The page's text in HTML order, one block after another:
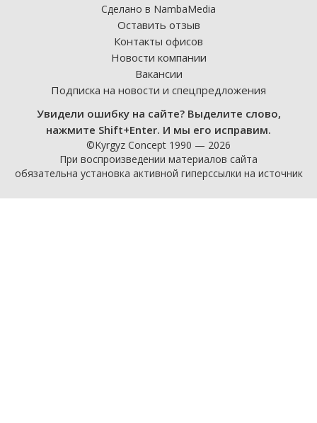
Сделано в NambaMedia
Оставить отзыв
Контакты офисов
Новости компании
Вакансии
Подписка на новости и спецпредложения
Увидели ошибку на сайте? Выделите слово,
нажмите Shift+Enter. И мы его исправим.
©Kyrgyz Concept 1990 — 2026
При воспроизведении материалов сайта
обязательна установка активной гиперссылки на источник